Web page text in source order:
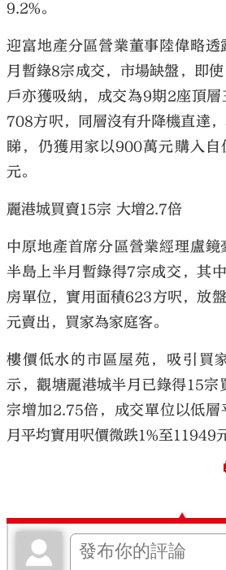
9.2%。
迎富地產分區營業董事陸偉略
月暫錄8宗成交，市場缺盤，即
戶亦獲吸納，成交為9期2座頂
708方呎，同層沒有升降機直達
睇，仍獲用家以900萬元購入
元。
麗港城買賣15宗 大增2.7倍
中原地產首席分區營業經理盧
半島上半月暫錄得7宗成交，其
房單位，實用面積623方呎，放
元賣出，買家為家庭客。
樓價低水的市區屋苑，吸引買
示，觀塘麗港城半月已錄得15宗
宗增加2.75倍，成交單位以低層
月平均實用呎價微跌1%至11949